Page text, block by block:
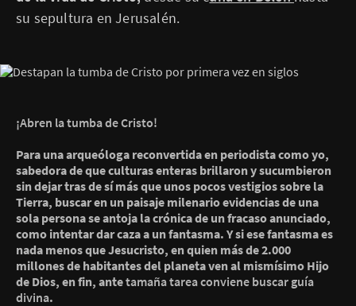
su sepultura en Jerusalén.
¡Abren la tumba de Cristo!
Para una arqueóloga reconvertida en periodista como yo,
sabedora de que culturas enteras brillaron y sucumbieron
sin dejar tras de sí más que unos pocos vestigios sobre la
Tierra, buscar en un paisaje milenario evidencias de una
sola persona se antoja la crónica de un fracaso anunciado,
como intentar dar caza a un fantasma. Y si ese fantasma es
nada menos que Jesucristo, en quien más de 2.000
millones de habitantes del planeta ven al mismísimo Hijo
de Dios, en fin, antetamaña tarea conviene buscar guía
divina.